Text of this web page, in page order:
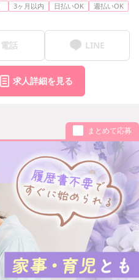
3ヶ月以内 日払いOK 週払いOK
電話 LINE
求人詳細を見る
まとめて応募